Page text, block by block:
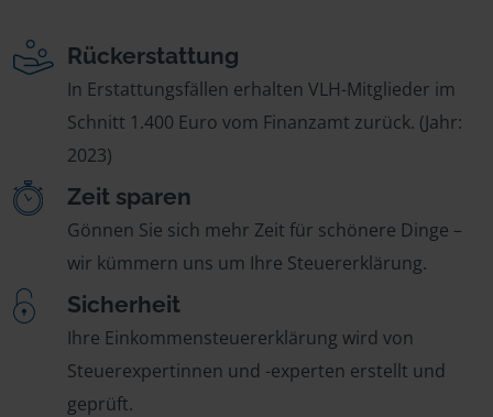
Rückerstattung
In Erstattungsfällen erhalten VLH-Mitglieder im
Schnitt 1.400 Euro vom Finanzamt zurück. (Jahr:
2023)
Zeit sparen
Gönnen Sie sich mehr Zeit für schönere Dinge –
wir kümmern uns um Ihre Steuererklärung.
Sicherheit
Ihre Einkommensteuererklärung wird von
Steuerexpertinnen und -experten erstellt und
geprüft.